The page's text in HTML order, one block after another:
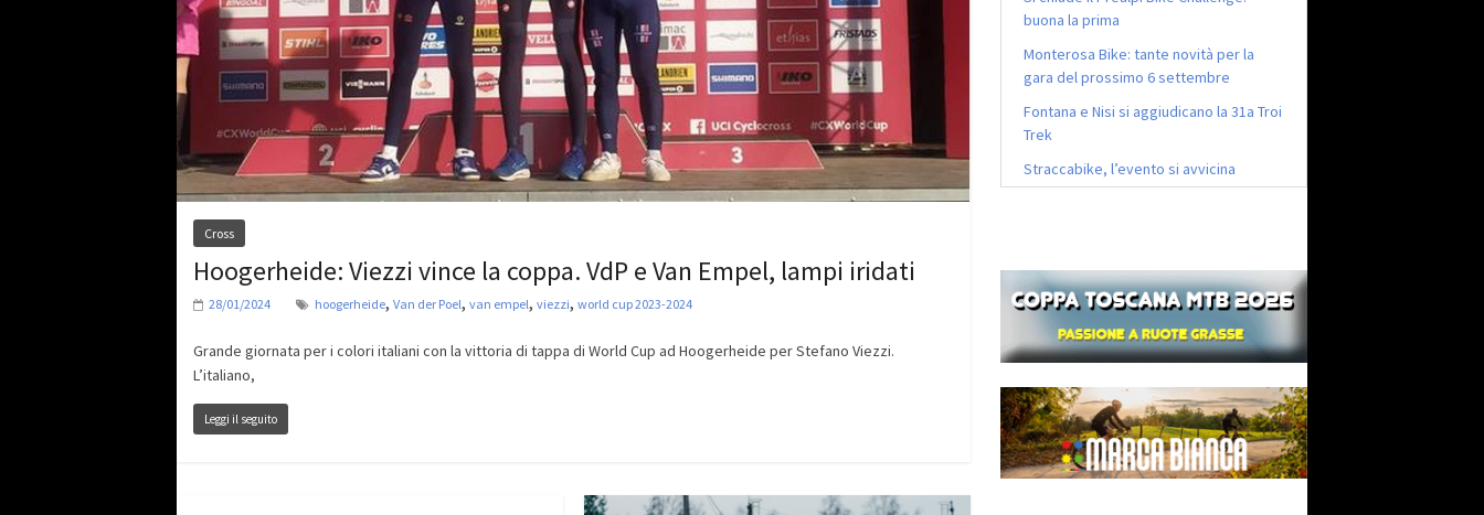
Cross
Hoogerheide: Viezzi vince la coppa. VdP e Van Empel, lampi iridati
28/01/2024 hoogerheide, Van der Poel, van empel, viezzi, world cup 2023-2024
Grande giornata per i colori italiani con la vittoria di tappa di World Cup ad Hoogerheide per Stefano Viezzi.
L’italiano,
Leggi il seguito
buona la prima
Monterosa Bike: tante novità per la
gara del prossimo 6 settembre
Fontana e Nisi si aggiudicano la 31a Troi
Trek
Straccabike, l’evento si avvicina